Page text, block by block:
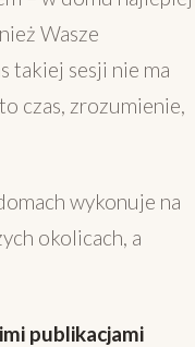
Wasze
takiej sesji nie ma
czas, zrozumienie,
wykonuje na
okolicach, a
publikacjami